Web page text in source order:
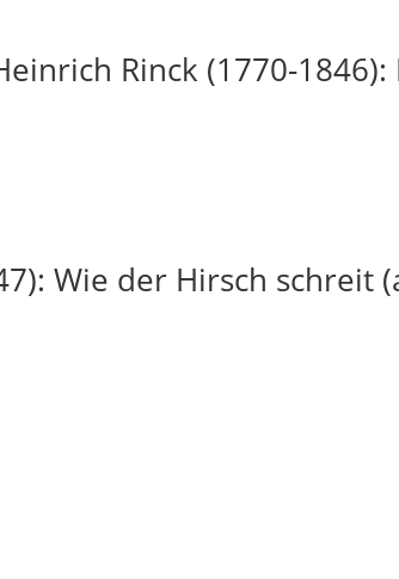
Rinck (1770-
Wie der Hirsch schreit